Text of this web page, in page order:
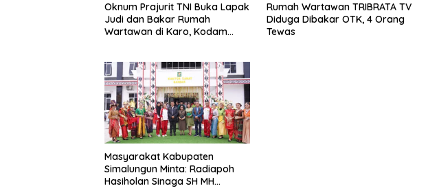
Oknum Prajurit TNI Buka Lapak
Judi dan Bakar Rumah
Wartawan di Karo, Kodam
Rumah Wartawan TRIBRATA TV
Diduga Dibakar OTK, 4 Orang
Tewas
Masyarakat Kabupaten
Simalungun Minta: Radiapoh
Hasiholan Sinaga SH MH